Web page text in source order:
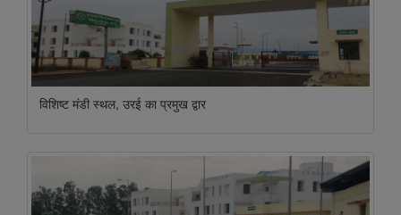
विशिष्ट मंडी स्थल, उरई का प्रमुख द्वार